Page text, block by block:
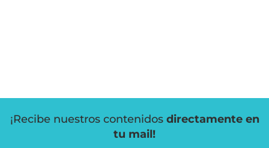
¡Recibe nuestros contenidos directamente en
tu mail!